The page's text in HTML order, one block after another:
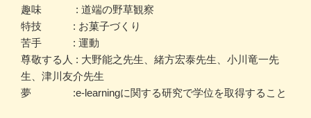
趣味 : 道端の野草観察
特技 : お菓子づくり
苦手 : 運動
尊敬する人 : 大野能之先生、緒方宏泰先生、小川竜一先
生、津川友介先生
夢 :e-learningに関する研究で学位を取得すること